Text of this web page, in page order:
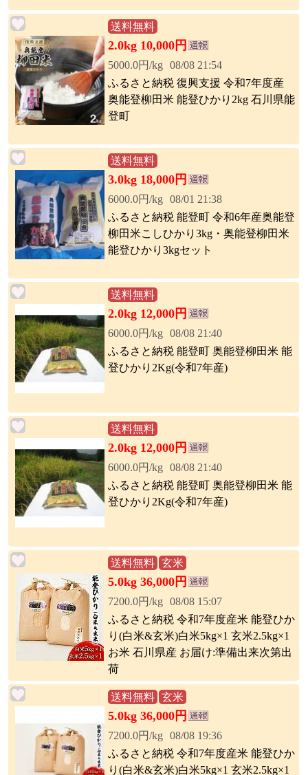
送料無料
2.0kg 10,000円
5000.0円/kg 08/08 21:54
ふるさと納税 復興支援 令和7年度産
奥能登柳田米 能登ひかり2kg 石川県能
登町
送料無料
3.0kg 18,000円
6000.0円/kg 08/01 21:38
ふるさと納税 能登町 令和6年産奥能登
柳田米こしひかり3kg・奥能登柳田米
能登ひかり3kgセット
送料無料
2.0kg 12,000円
6000.0円/kg 08/08 21:40
ふるさと納税 能登町 奥能登柳田米 能
登ひかり2Kg(令和7年産)
送料無料
2.0kg 12,000円
6000.0円/kg 08/08 21:40
ふるさと納税 能登町 奥能登柳田米 能
登ひかり2Kg(令和7年産)
送料無料 玄米
5.0kg 36,000円
7200.0円/kg 08/08 15:07
ふるさと納税 令和7年度産米 能登ひか
り(白米&玄米)白米5kg×1 玄米2.5kg×1
お米 石川県産 お届け:準備出来次第出
荷
送料無料 玄米
5.0kg 36,000円
7200.0円/kg 08/08 19:36
ふるさと納税 令和7年度産米 能登ひか
り(白米&玄米)白米5kg×1 玄米2.5kg×1